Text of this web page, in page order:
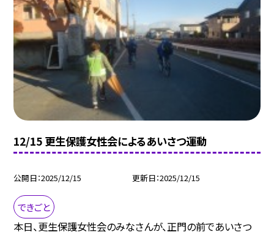
12/15 更生保護女性会によるあいさつ運動
公開日 2025/12/15 更新日 2025/12/15
できごと
本日、更生保護女性会のみなさんが、正門の前であいさつ